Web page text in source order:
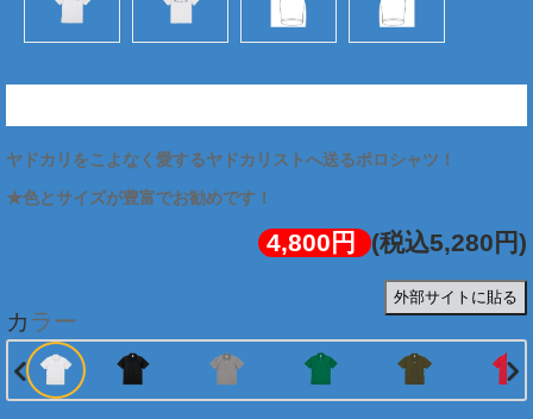
ヤドカリをこよなく愛するヤドカリストへ送るポロシャツ！
4,800円 (税込5,280円)
外部サイトに貼る
カラー